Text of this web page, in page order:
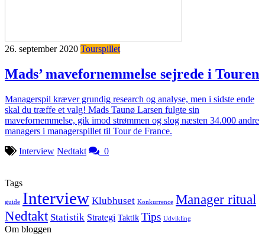
26. september 2020 Tourspillet
Mads’ mavefornemmelse sejrede i Touren
Managerspil kræver grundig research og analyse, men i sidste ende
skal du træffe et valg! Mads Taunø Larsen fulgte sin
mavefornemmelse, gik imod strømmen og slog næsten 34.000 andre
managers i managerspillet til Tour de France.
Interview Nedtakt 0
Tags
guide Interview Klubhuset Konkurrence Manager ritual
Nedtakt Statistik Strategi Taktik Tips Udvikling
Om bloggen